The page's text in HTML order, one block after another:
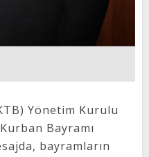
Yönetim Kurulu
Bayramı
bayramların